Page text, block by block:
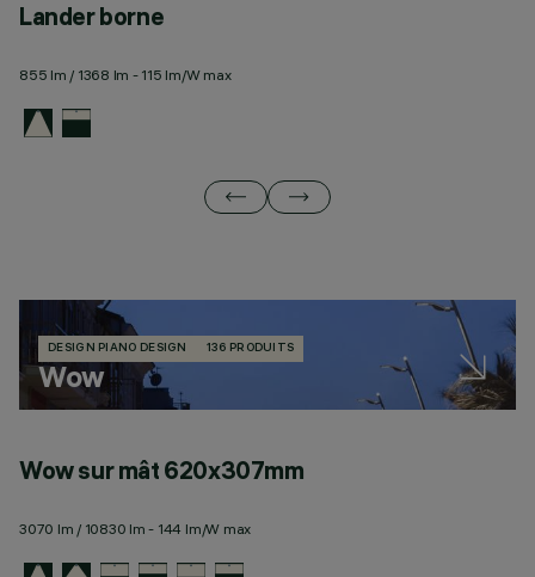
Lander borne
855 lm / 1368 lm - 115 lm/W max
DESIGN PIANO DESIGN 136 PRODUITS
Wow
Wow sur mât 620x307mm
3070 lm / 10830 lm - 144 lm/W max